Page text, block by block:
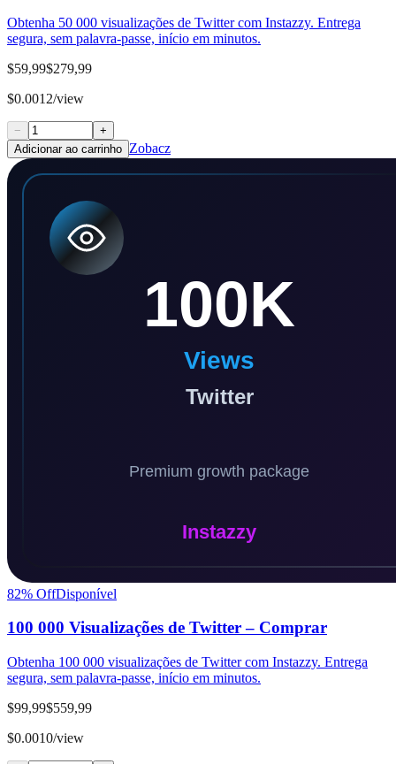
Obtenha 50 000 visualizações de Twitter com Instazzy. Entrega
segura, sem palavra-passe, início em minutos.
$59,99$279,99
$0.0012/view
−
+
Adicionar ao carrinho Zobacz
82% OffDisponível
100 000 Visualizações de Twitter – Comprar
Obtenha 100 000 visualizações de Twitter com Instazzy. Entrega
segura, sem palavra-passe, início em minutos.
$99,99$559,99
$0.0010/view